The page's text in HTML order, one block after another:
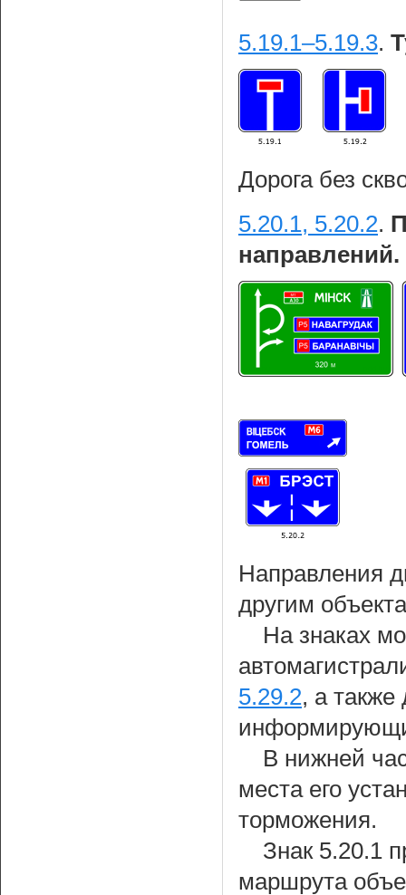
5.19.1–5.19.3.
Дорога без
5.20.1, 5.20.2.
направлений.
Направления
другим
На знаках
5.29.2, а также
В нижней
места его
торможения.
Знак 5.20.1
маршрута